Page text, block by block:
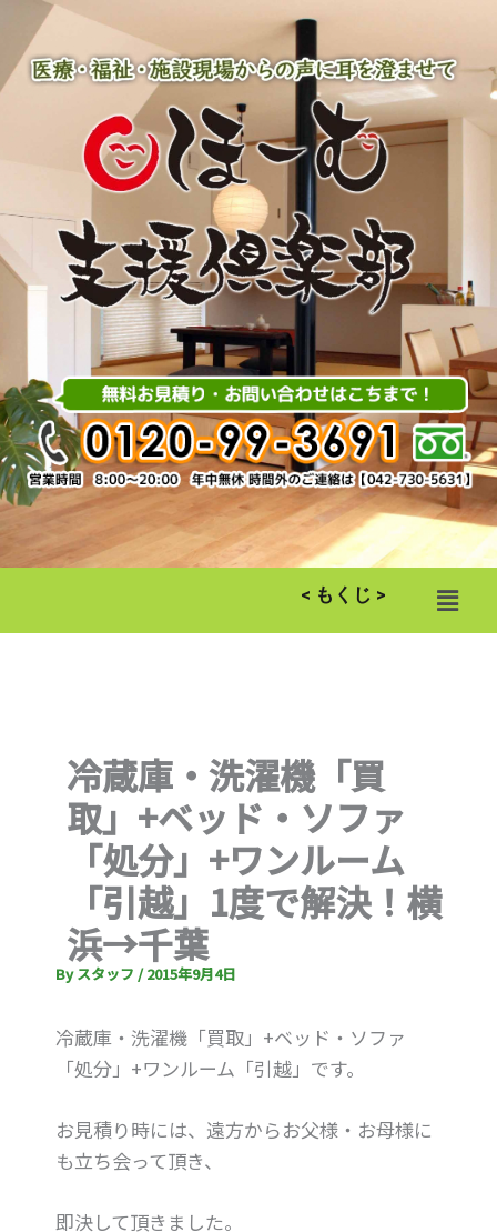
を
< もくじ > メ
ニ
ュ
冷蔵庫・洗濯機「買
取」+ベッド・ソファ
「処分」+ワンルーム
「引越」1度で解決！横
浜→千葉
Byスタッフ /2015年9月4日
冷蔵庫・洗濯機「買取」+ベッド・ソファ
「処分」+ワンルーム「引越」です。
お見積り時には、遠方からお父様・お母様に
も立ち会って頂き、
即決して頂きました。